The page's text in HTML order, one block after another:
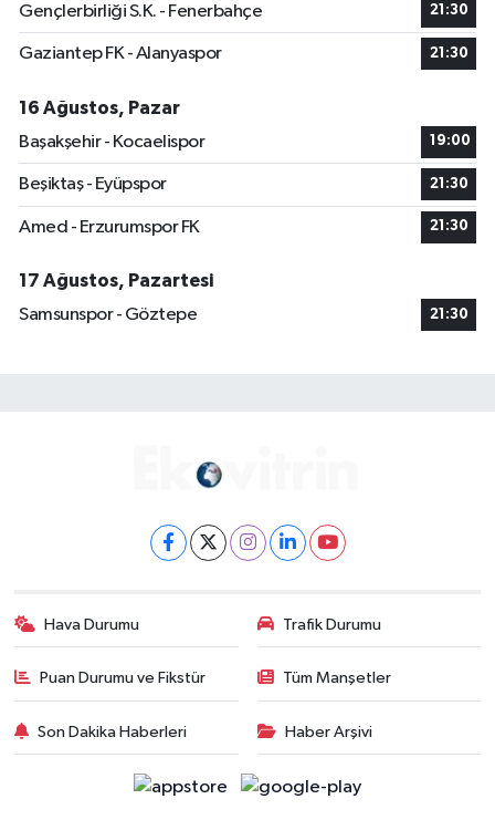
Gençlerbirliği S.K. - Fenerbahçe 21:30
Gaziantep FK - Alanyaspor 21:30
16 Ağustos, Pazar
Başakşehir - Kocaelispor
19:00
Beşiktaş - Eyüpspor 21:30
Amed - Erzurumspor FK 21:30
17 Ağustos, Pazartesi
Samsunspor - Göztepe
21:30
Hava Durumu Trafik Durumu
Puan Durumu ve Fikstür Tüm Manşetler
Son Dakika Haberleri Haber Arşivi